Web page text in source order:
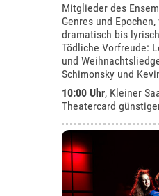
Mitglieder des
Genres und
dramatisch bis
Tödliche Vorfreude:
und
Schimonsky und
10:00 Uhr, Kleiner
Theatercard